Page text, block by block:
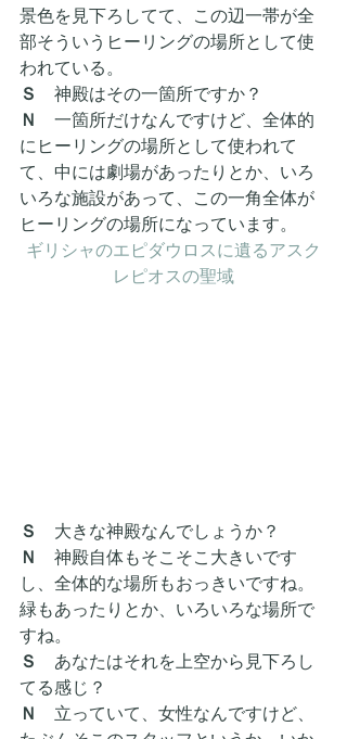
景色を見下ろしてて、この辺一帯が全
部そういうヒーリングの場所として使
われている。
Ｓ 神殿はその一箇所ですか？
Ｎ
一箇所だけなんですけど、全体的
にヒーリングの場所として使われて
て、中には劇場があったりとか、いろ
いろな施設があって、この一角全体が
ヒーリングの場所になっています。
ギリシャのエピダウロスに遺るアスク
レピオスの聖域
Ｓ 大きな神殿なんでしょうか？
Ｎ
神殿自体もそこそこ大きいです
し、全体的な場所もおっきいですね。
緑もあったりとか、いろいろな場所で
すね。
Ｓ あなたはそれを上空から見下ろし
てる感じ？
Ｎ
立っていて、女性なんですけど、